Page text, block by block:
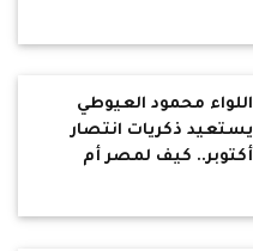
اللواء محمود العيوطي
يستعيد ذكريات انتصار
أكتوبر.. كيف لمصر أم